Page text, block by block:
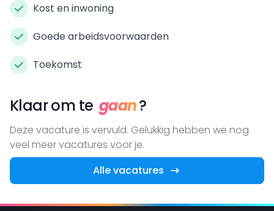
Kost en inwoning
Goede arbeidsvoorwaarden
Toekomst
Klaar om te gaan?
Deze vacature is vervuld. Gelukkig hebben we nog
veel meer vacatures voor je.
Alle vacatures